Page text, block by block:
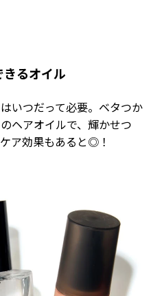
るオイル
いつだって必要。ベタつか
ヘアオイルで、輝かせつ
ア効果もあると◎！